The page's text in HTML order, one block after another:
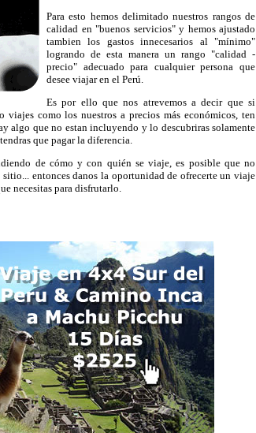
Para esto hemos delimitado nuestros rangos de
calidad en "buenos servicios" y hemos ajustado
tambien los gastos innecesarios al "mínimo"
logrando de esta manera un rango "calidad -
precio" adecuado para cualquier persona que
desee viajar en el Perú.
Es por ello que nos atrevemos a decir que si
viajes como los nuestros a precios más económicos, ten
algo que no estan incluyendo y lo descubriras solamente
que pagar la diferencia.
de cómo y con quién se viaje, es posible que no
entonces danos la oportunidad de ofrecerte un viaje
necesitas para disfrutarlo.